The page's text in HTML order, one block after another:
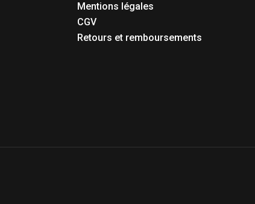
Mentions légales
CGV
Retours et remboursements